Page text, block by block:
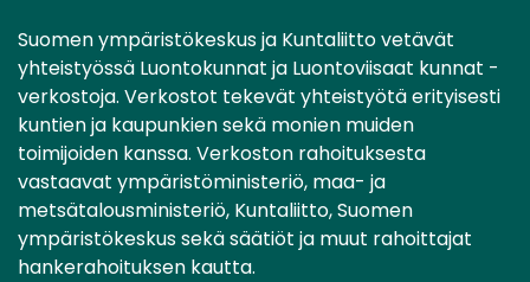
Suomen ympäristökeskus ja Kuntaliitto vetävät
yhteistyössä Luontokunnat ja Luontoviisaat kunnat -
verkostoja. Verkostot tekevät yhteistyötä erityisesti
kuntien ja kaupunkien sekä monien muiden
toimijoiden kanssa. Verkoston rahoituksesta
vastaavat ympäristöministeriö, maa- ja
metsätalousministeriö, Kuntaliitto, Suomen
ympäristökeskus sekä säätiöt ja muut rahoittajat
hankerahoituksen kautta.